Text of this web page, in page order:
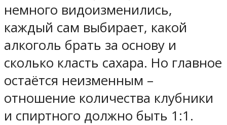
немного видоизменились,
каждый сам выбирает, какой
алкоголь брать за основу и
сколько класть сахара. Но главное
остаётся неизменным –
отношение количества клубники
и спиртного должно быть 1:1.